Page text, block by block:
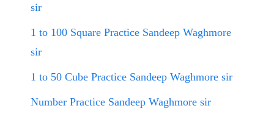
sir
1 to 100 Square Practice Sandeep Waghmore
sir
1 to 50 Cube Practice Sandeep Waghmore sir
Number Practice Sandeep Waghmore sir